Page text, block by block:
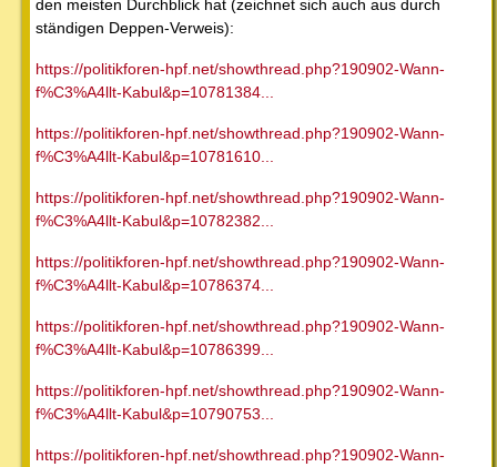
den meisten Durchblick hat (zeichnet sich auch aus durch
ständigen Deppen-Verweis):
https://politikforen-hpf.net/showthread.php?190902-Wann-
f%C3%A4llt-Kabul&p=10781384...
https://politikforen-hpf.net/showthread.php?190902-Wann-
f%C3%A4llt-Kabul&p=10781610...
https://politikforen-hpf.net/showthread.php?190902-Wann-
f%C3%A4llt-Kabul&p=10782382...
https://politikforen-hpf.net/showthread.php?190902-Wann-
f%C3%A4llt-Kabul&p=10786374...
https://politikforen-hpf.net/showthread.php?190902-Wann-
f%C3%A4llt-Kabul&p=10786399...
https://politikforen-hpf.net/showthread.php?190902-Wann-
f%C3%A4llt-Kabul&p=10790753...
https://politikforen-hpf.net/showthread.php?190902-Wann-